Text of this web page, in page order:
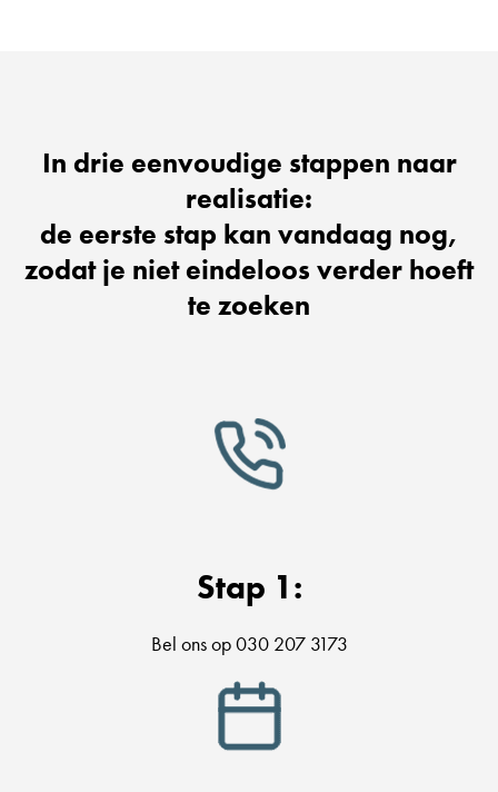
In drie eenvoudige stappen naar
realisatie:
de eerste stap kan vandaag nog,
zodat je niet eindeloos verder hoeft
te zoeken
Stap 1:
Bel ons op 030 207 3173